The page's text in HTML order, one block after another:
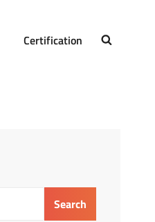
Certification
Search